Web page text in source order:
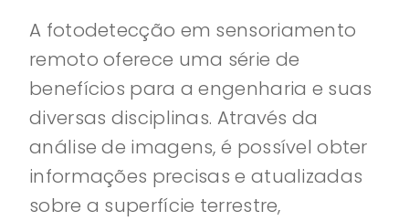
A fotodetecção em sensoriamento
remoto oferece uma série de
benefícios para a engenharia e suas
diversas disciplinas. Através da
análise de imagens, é possível obter
informações precisas e atualizadas
sobre a superfície terrestre,